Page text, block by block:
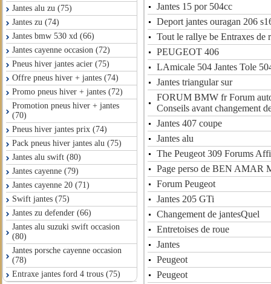
Jantes alu zu (75)
Jantes zu (74)
Jantes bmw 530 xd (66)
Jantes cayenne occasion (72)
Pneus hiver jantes acier (75)
Offre pneus hiver + jantes (74)
Promo pneus hiver + jantes (72)
Promotion pneus hiver + jantes
(70)
Pneus hiver jantes prix (74)
Pack pneus hiver jantes alu (75)
Jantes alu swift (80)
Jantes cayenne (79)
Jantes cayenne 20 (71)
Swift jantes (75)
Jantes zu defender (66)
Jantes alu suzuki swift occasion
(80)
Jantes porsche cayenne occasion
(78)
Entraxe jantes ford 4 trous (75)
Jantes 15 por 504cc
Deport jantes ouragan 206
Tout le rallye be Entraxes de
PEUGEOT 406
LAmicale 504 Jantes Tole
Jantes triangular sur
FORUM BMW fr Forum
Conseils avant changement
Jantes 407 coupe
Jantes alu
The Peugeot 309 Forums
Page perso de BEN AMAR
Forum Peugeot
Jantes 205 GTi
Changement de jantesQuel
Entretoises de roue
Jantes
Peugeot
Peugeot